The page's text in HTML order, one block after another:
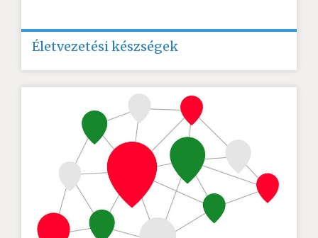
Életvezetési készségek